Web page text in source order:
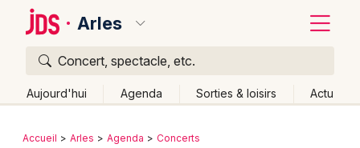
Arles
Concert, spectacle, etc.
Aujourd'hui Agenda Sorties & loisirs Actu
Publier un événement
Retour
Accueil Arles Agenda Concerts
Quoi ?
Où ?